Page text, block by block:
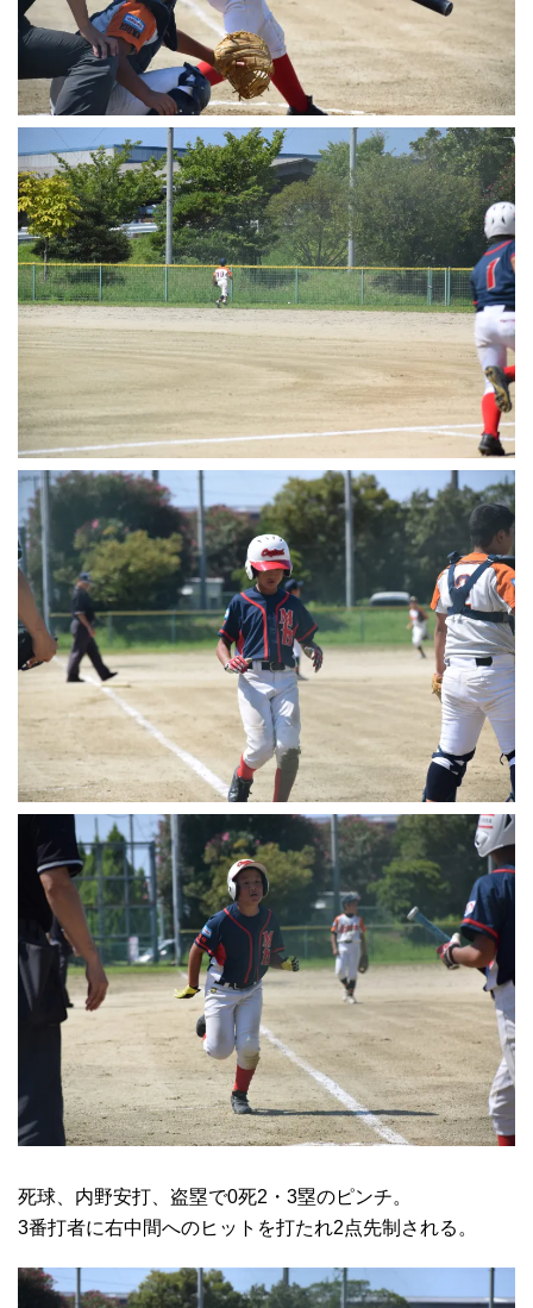
死球、内野安打、盗塁で0死2・3塁のピンチ。
3番打者に右中間へのヒットを打たれ2点先制される。